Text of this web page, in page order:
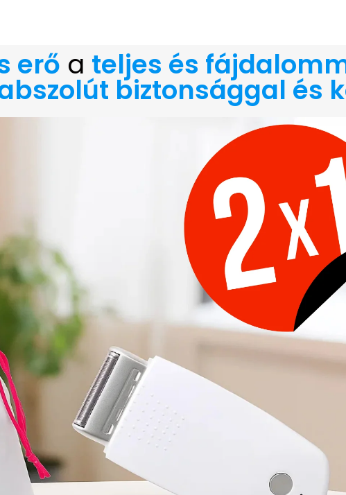
erő a teljes és
biztonsággal és